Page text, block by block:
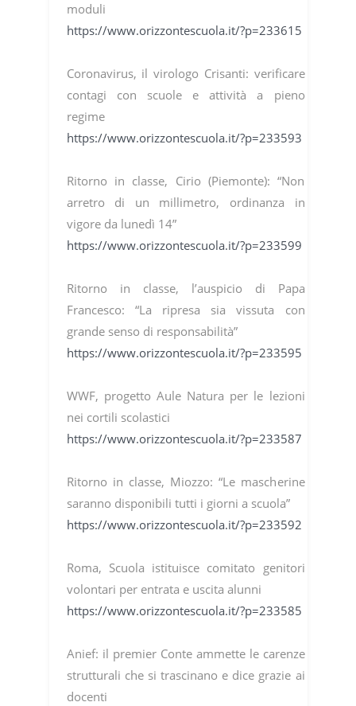
moduli
https://www.orizzontescuola.it/?p=233615
Coronavirus, il virologo Crisanti: verificare
contagi con scuole e attività a pieno
regime
https://www.orizzontescuola.it/?p=233593
Ritorno in classe, Cirio (Piemonte): “Non
arretro di un millimetro, ordinanza in
vigore da lunedì 14”
https://www.orizzontescuola.it/?p=233599
Ritorno in classe, l’auspicio di Papa
Francesco: “La ripresa sia vissuta con
grande senso di responsabilità”
https://www.orizzontescuola.it/?p=233595
WWF, progetto Aule Natura per le lezioni
nei cortili scolastici
https://www.orizzontescuola.it/?p=233587
Ritorno in classe, Miozzo: “Le mascherine
saranno disponibili tutti i giorni a scuola”
https://www.orizzontescuola.it/?p=233592
Roma, Scuola istituisce comitato genitori
volontari per entrata e uscita alunni
https://www.orizzontescuola.it/?p=233585
Anief: il premier Conte ammette le carenze
strutturali che si trascinano e dice grazie ai
docenti